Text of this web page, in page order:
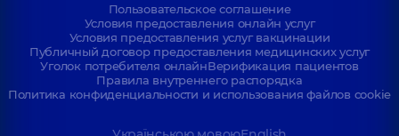
Пользовательское соглашение
Условия предоставления онлайн услуг
Условия предоставления услуг вакцинации
Публичный договор предоставления медицинских услуг
Уголок потребителя онлайнВерификация пациентов
Правила внутреннего распорядка
Политика конфиденциальности и использования файлов cookie